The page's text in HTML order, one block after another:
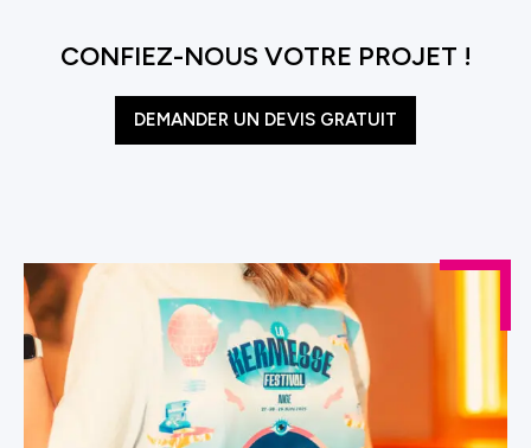
CONFIEZ-NOUS VOTRE PROJET !
DEMANDER UN DEVIS GRATUIT